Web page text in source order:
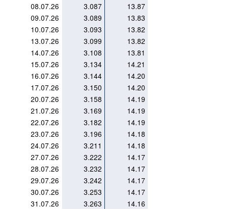
08.07.26
3.087
13.87
09.07.26
3.089
13.83
10.07.26
3.093
13.82
13.07.26
3.099
13.82
14.07.26
3.108
13.81
15.07.26
3.134
14.21
16.07.26
3.144
14.20
17.07.26
3.150
14.20
20.07.26
3.158
14.19
21.07.26
3.169
14.19
22.07.26
3.182
14.19
23.07.26
3.196
14.18
24.07.26
3.211
14.18
27.07.26
3.222
14.17
28.07.26
3.232
14.17
29.07.26
3.242
14.17
30.07.26
3.253
14.17
31.07.26
3.263 14.16